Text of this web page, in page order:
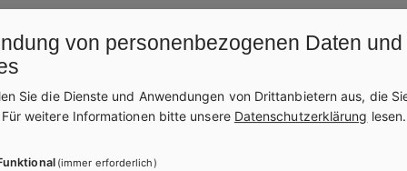
von personenbezogenen Daten und
Sie die Dienste und Anwendungen von Drittanbietern aus, die
Für weitere Informationen bitte unsere Datenschutzerklärung lesen.
(immer erforderlich)